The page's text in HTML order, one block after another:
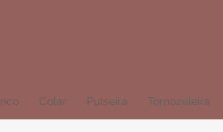
Colar Pulseira Tornozeleira